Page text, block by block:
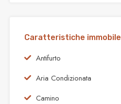
Caratteristiche immobile
Antifurto
Aria Condizionata
Camino